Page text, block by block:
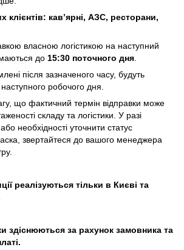
клієнтів: кав’ярні, АЗС, ресторани,
власною логістикою на наступний
до 15:30 поточного дня
після зазначеного часу, будуть
робочого дня.
що фактичний термін відправки може
складу та логістики. У разі
необхідності уточнити статус
звертайтеся до вашого менеджера
реалізуються тільки в Києві та
здіснюються за рахунок замовника та